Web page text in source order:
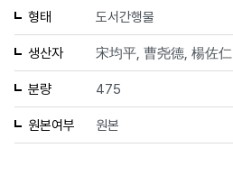
형태 도서간행물
생산자 宋均平, 曹尧德, 楊佐仁
분량 475
원본여부 원본